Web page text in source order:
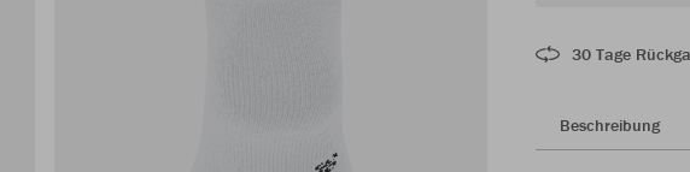
30 Tage
Beschreibung